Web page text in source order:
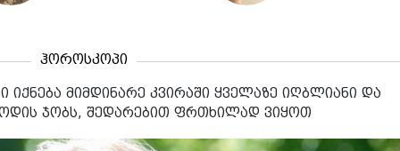
ჰოროსკოპი
მიმდინარე კვირაში ყველაზე იღბლიანი და
ჯობს, შედარებით ფრთხილად ვიყოთ